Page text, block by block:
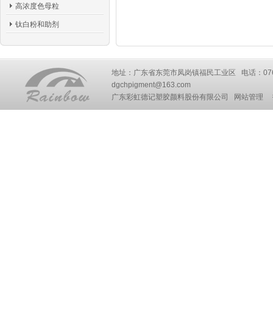
高浓度色母粒
钛白粉和助剂
地址：广东省东莞市凤岗镇福民工业区 电话：
dgchpigment@163.com
广东彩虹德记塑胶颜料股份有限公司
网站管理